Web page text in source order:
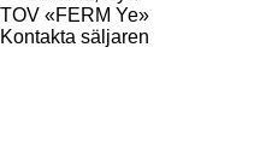
TOV «FERM Ye»
Kontakta säljaren